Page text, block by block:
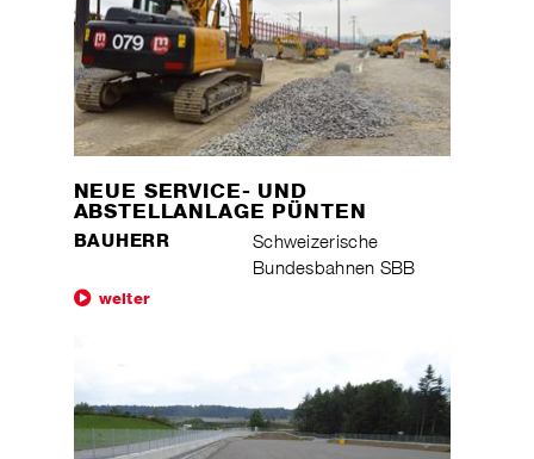
NEUE SERVICE- UND
ABSTELLANLAGE PÜNTEN
BAUHERR
Schweizerische
Bundesbahnen SBB
weiter